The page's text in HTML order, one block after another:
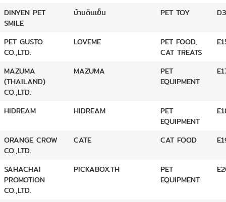
DINYEN PET
SMILE
บ้านดินเย็น PET TOY
PET GUSTO
CO.,LTD.
LOVEME
PET FOOD,
CAT TREATS
MAZUMA
(THAILAND)
CO.,LTD.
MAZUMA
PET
EQUIPMENT
HIDREAM HIDREAM
PET
EQUIPMENT
ORANGE CROW
CO.,LTD.
CATE CAT FOOD
SAHACHAI
PROMOTION
CO.,LTD.
PICKABOX.TH
PET
EQUIPMENT